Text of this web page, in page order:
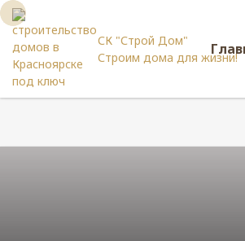
СК "Строй Дом"
Строим дома для жизни!